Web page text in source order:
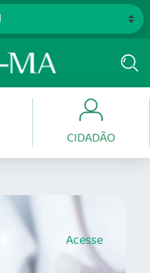
CIDADÃO
Acesse